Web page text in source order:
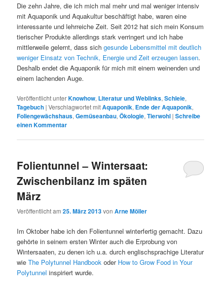
Die zehn Jahre, die ich mich mal mehr und mal weniger intensiv
mit Aquaponik und Aquakultur beschäftigt habe, waren eine
interessante und lehrreiche Zeit. Seit 2012 hat sich mein Konsum
tierischer Produkte allerdings stark verringert und ich habe
mittlerweile gelernt, dass sichgesunde Lebensmittel mit deutlich
weniger Einsatz von Technik, Energie und Zeit erzeugen lassen.
Deshalb endet die Aquaponik für mich mit einem weinenden und
einem lachenden Auge.
Veröffentlicht unterKnowhow, Literatur und Weblinks,Schleie,
Tagebuch |Verschlagwortet mitAquaponik, Ende der Aquaponik,
Foliengewächshaus,Gemüseanbau,Ökologie,Tierwohl |Schreibe
einen Kommentar
Folientunnel – Wintersaat:
Zwischenbilanz im späten
März
Veröffentlicht am25. März 2013vonArne Möller
Im Oktober habe ich den Folientunnel winterfertig gemacht. Dazu
gehörte in seinem ersten Winter auch die Erprobung von
Wintersaaten, zu denen ich u.a. durch englischsprachige Literatur
wieThe Polytunnel Handbook oder How to Grow Food in Your
Polytunnel inspiriert wurde.